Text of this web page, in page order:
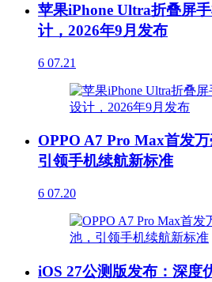
苹果iPhone Ultra折叠屏
计，2026年9月发布
6 07.21
OPPO A7 Pro Max首发
引领手机续航新标准
6 07.20
iOS 27公测版发布：深度